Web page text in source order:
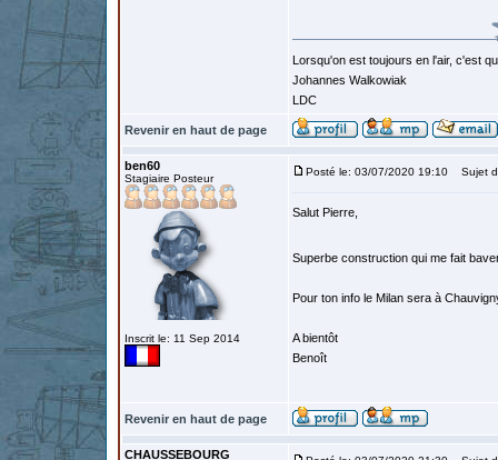
Lorsqu'on est toujours en l'air, c'est
Johannes Walkowiak
LDC
Revenir en haut de page
ben60
Stagiaire Posteur
Inscrit le: 11 Sep 2014
Posté le: 03/07/2020 19:10 Sujet
Salut Pierre,
Superbe construction qui me fait
Pour ton info le Milan sera à
A bientôt
Benoît
Revenir en haut de page
CHAUSSEBOURG